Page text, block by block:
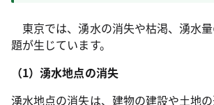
東京では、湧水の消失や枯渇、湧水
題が生じています。
（1）湧水地点の消失
湧水地点の消失は、建物の建設や土地